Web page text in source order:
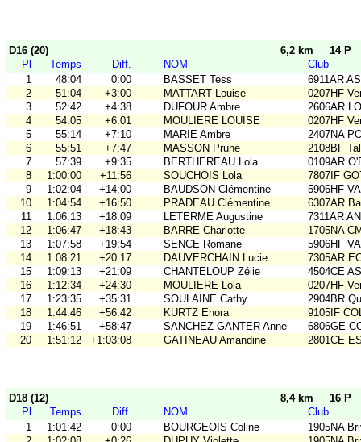
D16 (20) 6,2 km
14 P
Pl
Temps Diff. NOM
Club
1
48:04 0:00 BASSET Tess
6911AR
2
51:04 +3:00 MATTART Louise
0207HF
3
52:42 +4:38 DUFOUR Ambre
2606AR
4
54:05 +6:01 MOULIERE LOUISE
0207HF
5
55:14 +7:10 MARIE Ambre
2407NA
6
55:51 +7:47 MASSON Prune
2108BF
7
57:39 +9:35 BERTHEREAU Lola
0109AR
8
1:00:00 +11:56 SOUCHOIS Lola
7807IF
9
1:02:04 +14:00 BAUDSON Clémentine
5906HF
10
1:04:54 +16:50 PRADEAU Clémentine
6307AR
11
1:06:13 +18:09 LETERME Augustine
7311AR
12
1:06:47 +18:43 BARRE Charlotte
1705NA
13
1:07:58 +19:54 SENCE Romane
5906HF
14
1:08:21 +20:17 DAUVERCHAIN Lucie
7305AR
15
1:09:13 +21:09 CHANTELOUP Zélie
4504CE
16
1:12:34 +24:30 MOULIERE Lola
0207HF
17
1:23:35 +35:31 SOULAINE Cathy
2904BR
18
1:44:46 +56:42 KURTZ Enora
9105IF
19
1:46:51 +58:47 SANCHEZ-GANTER Anne
6806GE
20
1:51:12 +1:03:08 GATINEAU Amandine 2801CE
D18 (12) 8,4 km
16 P
Pl
Temps Diff. NOM
Club
1
1:01:42 0:00 BOURGEOIS Coline
1905NA